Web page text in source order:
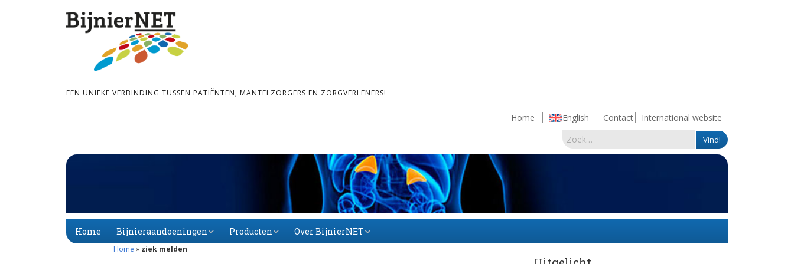
EEN UNIEKE VERBINDING TUSSEN PATIËNTEN, MANTELZORGERS EN ZORGVERLENERS!
Home English Contact International website
Home Bijnieraandoeningen Producten Over BijnierNET
Home » ziek melden